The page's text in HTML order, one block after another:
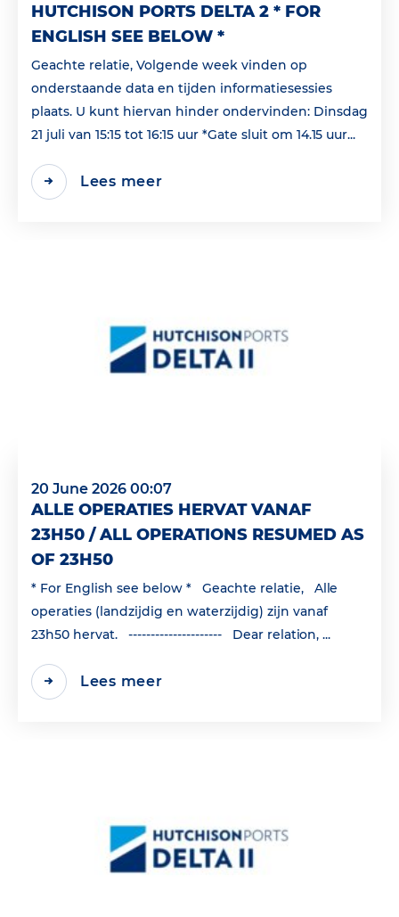
HUTCHISON PORTS DELTA 2 * FOR
ENGLISH SEE BELOW *
Geachte relatie, Volgende week vinden op
onderstaande data en tijden informatiesessies
plaats. U kunt hiervan hinder ondervinden: Dinsdag
21 juli van 15:15 tot 16:15 uur *Gate sluit om 14.15 uur...
Lees meer
20 June 2026 00:07
ALLE OPERATIES HERVAT VANAF
23H50 / ALL OPERATIONS RESUMED AS
OF 23H50
* For English see below * Geachte relatie, Alle
operaties (landzijdig en waterzijdig) zijn vanaf
23h50 hervat. --------------------- Dear relation, ...
Lees meer